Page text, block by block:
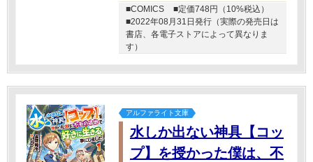
■COMICS
■定価748円（10%税込）
■2022年08月31日発行（実際の発売日は
書店、各電子ストアによって異なりま
す）
アルファライト文庫
水しか出ない神具【コッ
プ】を授かった僕は、不